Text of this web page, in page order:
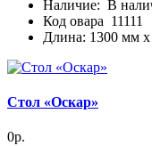
Наличие: В
Код овара 11111
Длина: 1300 мм
Стол «Оскар»
0р.